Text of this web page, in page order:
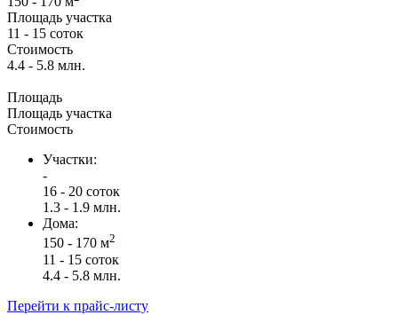
Площадь участка
11 - 15 соток
Стоимость
4.4 - 5.8 млн.
Площадь
Площадь участка
Стоимость
Участки:
-
16 - 20 соток
1.3 - 1.9 млн.
Дома:
150 - 170 м2
11 - 15 соток
4.4 - 5.8 млн.
Перейти к прайс-листу